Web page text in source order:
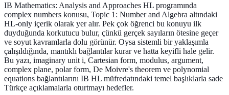
IB Mathematics: Analysis and Approaches HL programında
complex numbers konusu, Topic 1: Number and Algebra altındaki
HL-only içerik olarak yer alır. Pek çok öğrenci bu konuyu ilk
duyduğunda korkutucu bulur, çünkü gerçek sayıların ötesine geçer
ve soyut kavramlarla dolu görünür. Oysa sistemli bir yaklaşımla
çalışıldığında, mantıklı bağlantılar kurar ve hatta keyifli hale gelir.
Bu yazı, imaginary unit i, Cartesian form, modulus, argument,
complex plane, polar form, De Moivre's theorem ve polynomial
equations bağlantılarını IB HL müfredatındaki temel başlıklarla sade
Türkçe açıklamalarla oturtmayı hedefler.